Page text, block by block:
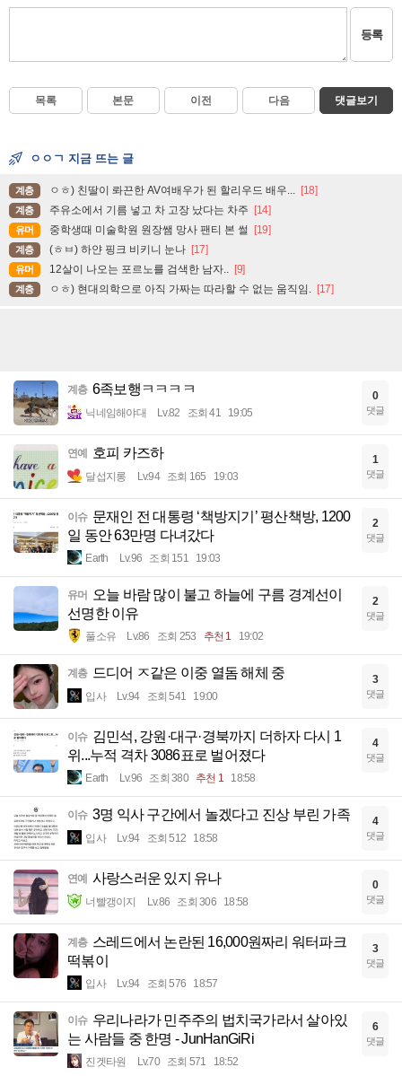
등록
목록 본문 이전 다음 댓글보기
ㅇㅇㄱ 지금 뜨는 글
계층 ㅇㅎ) 친딸이 롸끈한 AV여배우가 된 할리우드 배우... [18]
계층 주유소에서 기름 넣고 차 고장 났다는 차주 [14]
유머 중학생때 미술학원 원장쌤 망사 팬티 본 썰 [19]
계층 (ㅎㅂ) 하얀 핑크 비키니 눈나 [17]
유머 12살이 나오는 포르노를 검색한 남자.. [9]
계층 ㅇㅎ) 현대의학으로 아직 가짜는 따라할 수 없는 움직임. [17]
계층 6족보행ㅋㅋㅋㅋ
닉네임해야대 Lv.82 조회 41 19:05
0
댓글
연예 호피 카즈하
달섭지롱 Lv.94 조회 165 19:03
1
댓글
이슈 문재인 전 대통령 ‘책방지기’ 평산책방, 1200
일 동안 63만명 다녀갔다
Earth Lv.96 조회 151 19:03
2
댓글
유머
오늘 바람 많이 불고 하늘에 구름 경계선이
선명한 이유
풀소유 Lv.86 조회 253 추천 1 19:02
2
댓글
계층 드디어 ㅈ같은 이중 열돔 해체 중
입사 Lv.94 조회 541 19:00
3
댓글
이슈 김민석, 강원·대구·경북까지 더하자 다시 1
위...누적 격차 3086표로 벌어졌다
Earth Lv.96 조회 380 추천 1 18:58
4
댓글
이슈 3명 익사 구간에서 놀겠다고 진상 부린 가족
입사 Lv.94 조회 512 18:58
4
댓글
연예 사랑스러운 있지 유나
너빨갱이지 Lv.86 조회 306 18:58
0
댓글
계층 스레드에서 논란된 16,000원짜리 워터파크
떡볶이
입사 Lv.94 조회 576 18:57
3
댓글
이슈 우리나라가 민주주의 법치국가라서 살아있
는 사람들 중 한명 - JunHanGiRi
진겟타원 Lv.70 조회 571 18:52
6
댓글